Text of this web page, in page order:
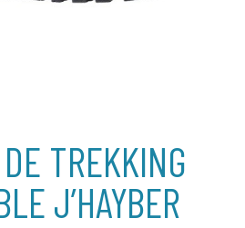
TREKKING
J’HAYBER